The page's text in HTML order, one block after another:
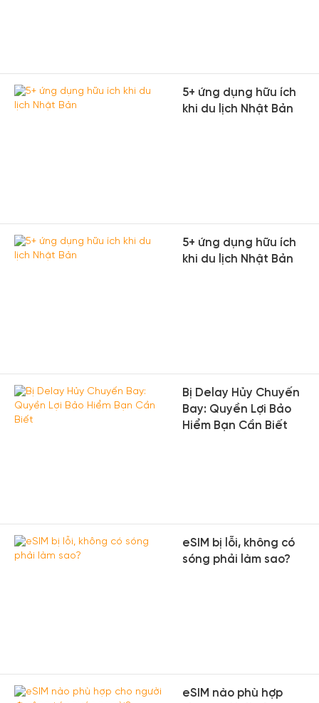
5+ ứng dụng hữu ích
khi du lịch Nhật Bản
5+ ứng dụng hữu ích
khi du lịch Nhật Bản
Bị Delay Hủy Chuyến
Bay: Quyền Lợi Bảo
Hiểm Bạn Cần Biết
eSIM bị lỗi, không có
sóng phải làm sao?
eSIM nào phù hợp